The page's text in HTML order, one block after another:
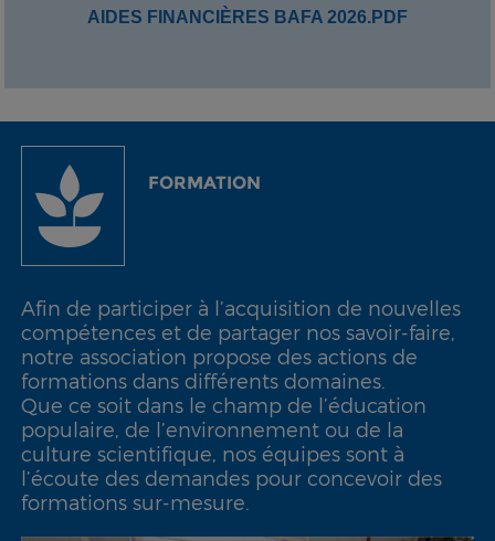
AIDES FINANCIÈRES BAFA 2026.PDF
FORMATION
Afin de participer à l’acquisition de nouvelles
compétences et de partager nos savoir-faire,
notre association propose des actions de
formations dans différents domaines.
Que ce soit dans le champ de l’éducation
populaire, de l’environnement ou de la
culture scientifique, nos équipes sont à
l’écoute des demandes pour concevoir des
formations sur-mesure.